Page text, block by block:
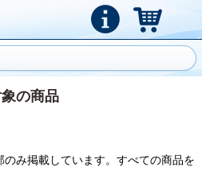
の商品
み掲載しています。すべての商品を